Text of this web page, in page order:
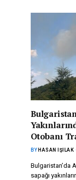
Otobanı
BY HASAN IŞILAK
Bulgaristan’da
sapağı